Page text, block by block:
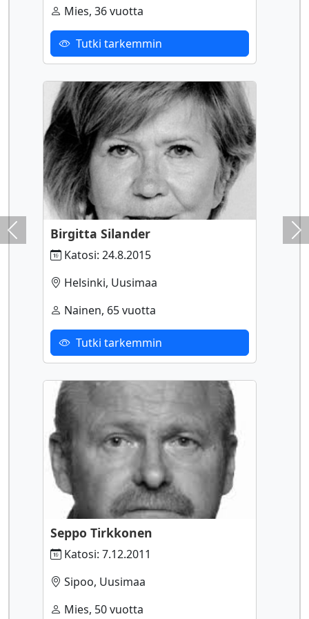
Mies, 36 vuotta
Tutki tarkemmin
Birgitta Silander
Katosi: 24.8.2015
Helsinki, Uusimaa
Nainen, 65 vuotta
Tutki tarkemmin
Seppo Tirkkonen
Katosi: 7.12.2011
Sipoo, Uusimaa
Mies, 50 vuotta
Previous